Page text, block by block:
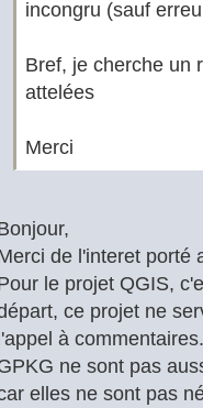
incongru (sauf
Bref, je cherche un
attelées
Merci
de l'interet porté
le projet QGIS,
ce projet ne
à
ne sont pas
elles ne sont pas